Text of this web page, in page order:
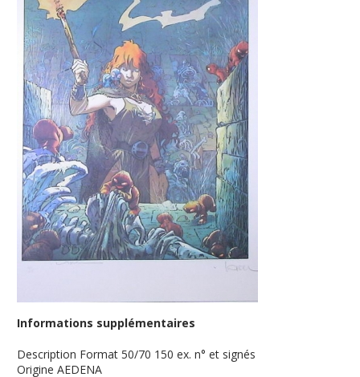
Informations supplémentaires
Description Format 50/70 150 ex. n° et signés
Origine AEDENA